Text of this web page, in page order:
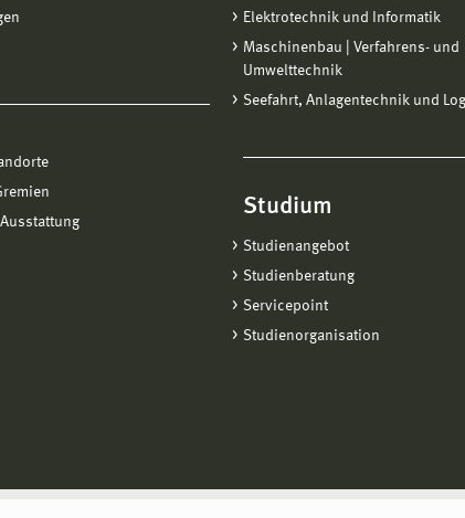
Elektrotechnik und Informatik
Maschinenbau | Verfahrens- und
Umwelttechnik
Seefahrt, Anlagentechnik und
Studium
Studienangebot
Studienberatung
Servicepoint
Studienorganisation